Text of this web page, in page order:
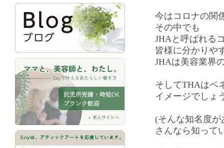
今はコロナの関
その中でも
JHAと呼ばれる
皆様に分かりや
JHAは美容業界
そしてTHAはベ
イメージでしょ
(そんな知名度
さんなら知って